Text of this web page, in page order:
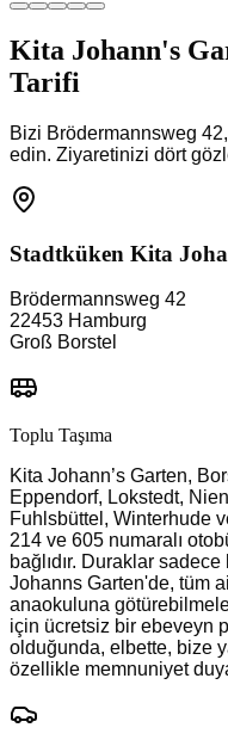
Kita Johann's
Tarifi
Bizi Brödermannsweg
edin. Ziyaretinizi dört
Stadtküken Kita
Brödermannsweg 42
22453 Hamburg
Groß Borstel
Toplu Taşıma
Kita Johann’s Garten,
Eppendorf, Lokstedt,
Fuhlsbüttel, Winterhude
214 ve 605 numaralı
bağlıdır. Duraklar
Johanns Garten'de, tüm
anaokuluna
için ücretsiz bir ebeveyn
olduğunda, elbette, bize
özellikle memnuniyet